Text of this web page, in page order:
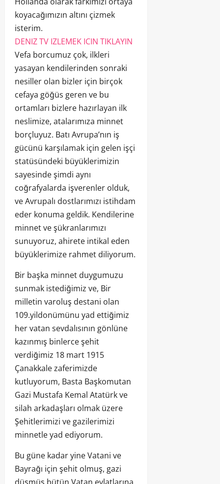
koyacağımızın altını çizmek
isterim.
DENIZ TV IZLEMEK ICIN TIKLAYIN
Vefa borcumuz çok, ilkleri
yasayan kendilerinden sonraki
nesiller olan bizler için birçok
cefaya göğüs geren ve bu
ortamları bizlere hazırlayan ilk
neslimize, atalarımıza minnet
borçluyuz. Batı Avrupa’nın iş
gücünü karşılamak için gelen işçi
statüsündeki büyüklerimizin
sayesinde şimdi aynı
coğrafyalarda işverenler olduk,
ve Avrupalı dostlarımızı istihdam
eder konuma geldik. Kendilerine
minnet ve şükranlarımızı
sunuyoruz, ahirete intikal eden
büyüklerimize rahmet diliyorum.
Bir başka minnet duygumuzu
sunmak istediğimiz ve, Bir
milletin varoluş destani olan
109.yildonümünu yad ettiğimiz
her vatan sevdalısının gönlüne
kazınmış binlerce şehit
verdiğimiz 18 mart 1915
Çanakkale zaferimizde
kutluyorum, Basta Başkomutan
Gazi Mustafa Kemal Atatürk ve
silah arkadaşları olmak üzere
Şehitlerimizi ve gazilerimizi
minnetle yad ediyorum.
Bu güne kadar yine Vatani ve
Bayrağı için şehit olmuş, gazi